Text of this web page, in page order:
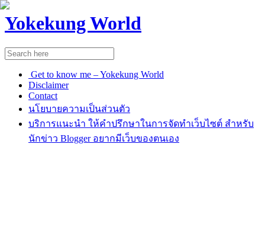
Yokekung World
Get to know me – Yokekung World
Disclaimer
Contact
นโยบายความเป็นส่วนตัว
บริการแนะนำ ให้คำปรึกษาในการจัดทำเว็บไซต์ สำหรับ
นักข่าว Blogger อยากมีเว็บของตนเอง